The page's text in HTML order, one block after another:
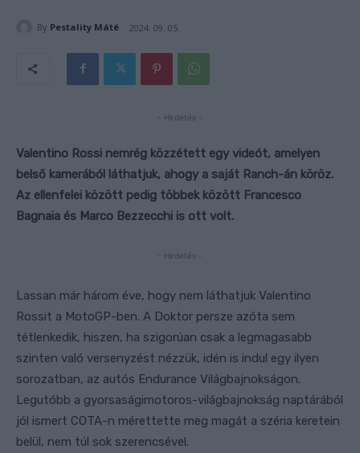
By Pestality Máté 2024. 09. 05.
- Hirdetés -
Valentino Rossi nemrég közzétett egy videót, amelyen
belső kamerából láthatjuk, ahogy a saját Ranch-án köröz.
Az ellenfelei között pedig többek között Francesco
Bagnaia és Marco Bezzecchi is ott volt.
- Hirdetés -
Lassan már három éve, hogy nem láthatjuk Valentino
Rossit a MotoGP-ben. A Doktor persze azóta sem
tétlenkedik, hiszen, ha szigorúan csak a legmagasabb
szinten való versenyzést nézzük, idén is indul egy ilyen
sorozatban, az autós Endurance Világbajnokságon.
Legutóbb a gyorsaságimotoros-világbajnokság naptárából
jól ismert COTA-n mérettette meg magát a széria keretein
belül, nem túl sok szerencsével.